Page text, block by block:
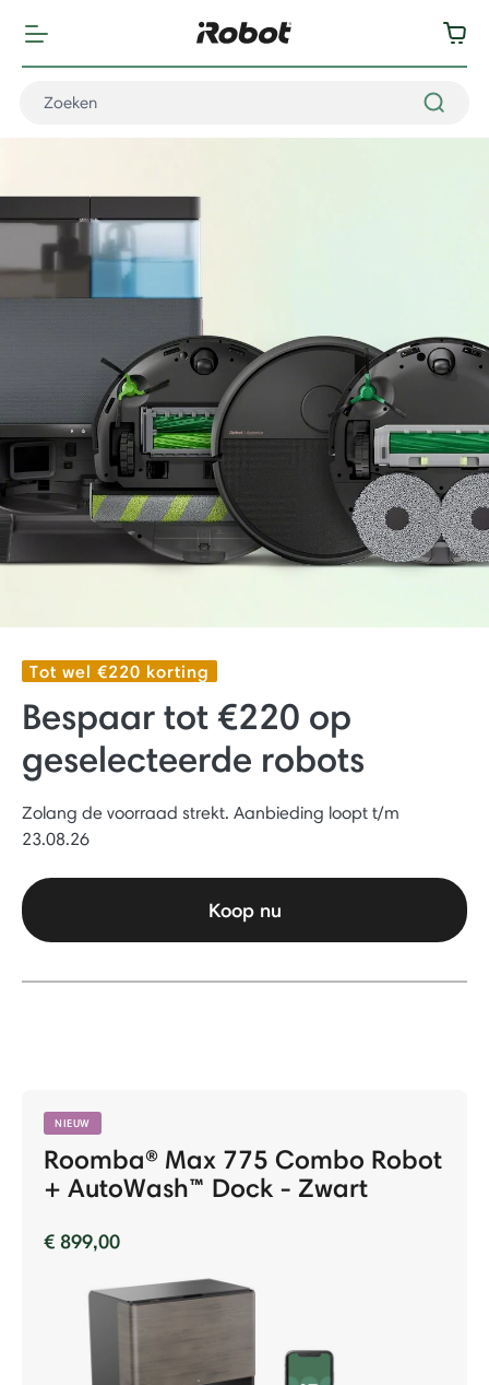
Tot wel €220 korting
Bespaar tot €220 op
geselecteerde robots
Zolang de voorraad strekt. Aanbieding loopt t/m
23.08.26
Koop nu
NIEUW
Roomba® Max 775 Combo Robot
+ AutoWash™ Dock - Zwart
€ 899,00